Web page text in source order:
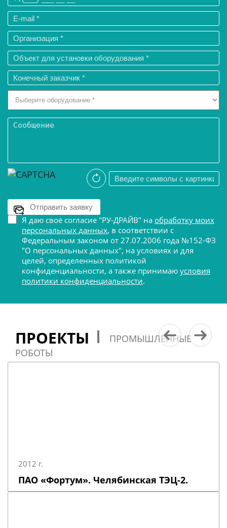
Я даю своё согласие "РУ-ДРАЙВ" на обработку моих
персональных данных, в соответствии с
Федеральным законом от 27.07.2006 года №152-ФЗ
"О персональных данных", на условиях и для
целей, определенных политикой
конфиденциальности, а также принимаю условия
политики конфиденциальности.
ПРОЕКТЫ
ПРОМЫШЛЕННЫЕ
РОБОТЫ
2012 г.
ПАО «Фортум». Челябинская ТЭЦ-2.